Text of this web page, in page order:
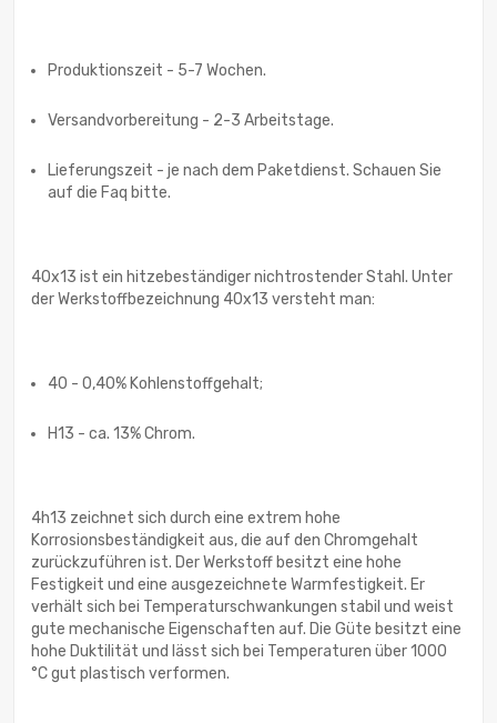
Produktionszeit - 5-7 Wochen.
Versandvorbereitung - 2-3 Arbeitstage.
Lieferungszeit - je nach dem Paketdienst. Schauen Sie
auf die Faq bitte.
40x13 ist ein hitzebeständiger nichtrostender Stahl. Unter
der Werkstoffbezeichnung 40x13 versteht man:
40 - 0,40% Kohlenstoffgehalt;
H13 - ca. 13% Chrom.
4h13 zeichnet sich durch eine extrem hohe
Korrosionsbeständigkeit aus, die auf den Chromgehalt
zurückzuführen ist. Der Werkstoff besitzt eine hohe
Festigkeit und eine ausgezeichnete Warmfestigkeit. Er
verhält sich bei Temperaturschwankungen stabil und weist
gute mechanische Eigenschaften auf. Die Güte besitzt eine
hohe Duktilität und lässt sich bei Temperaturen über 1000
°C gut plastisch verformen.